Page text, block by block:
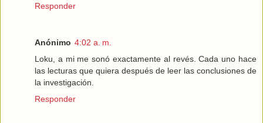
Responder
Anónimo 4:02 a. m.
Loku, a mi me sonó exactamente al revés. Cada uno hace
las lecturas que quiera después de leer las conclusiones de
la investigación.
Responder